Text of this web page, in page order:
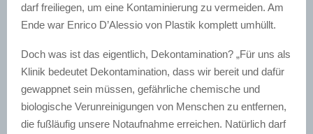
darf freiliegen, um eine Kontaminierung zu vermeiden. Am
Ende war Enrico D’Alessio von Plastik komplett umhüllt.
Doch was ist das eigentlich, Dekontamination? „Für uns als
Klinik bedeutet Dekontamination, dass wir bereit und dafür
gewappnet sein müssen, gefährliche chemische und
biologische Verunreinigungen von Menschen zu entfernen,
die fußläufig unsere Notaufnahme erreichen. Natürlich darf